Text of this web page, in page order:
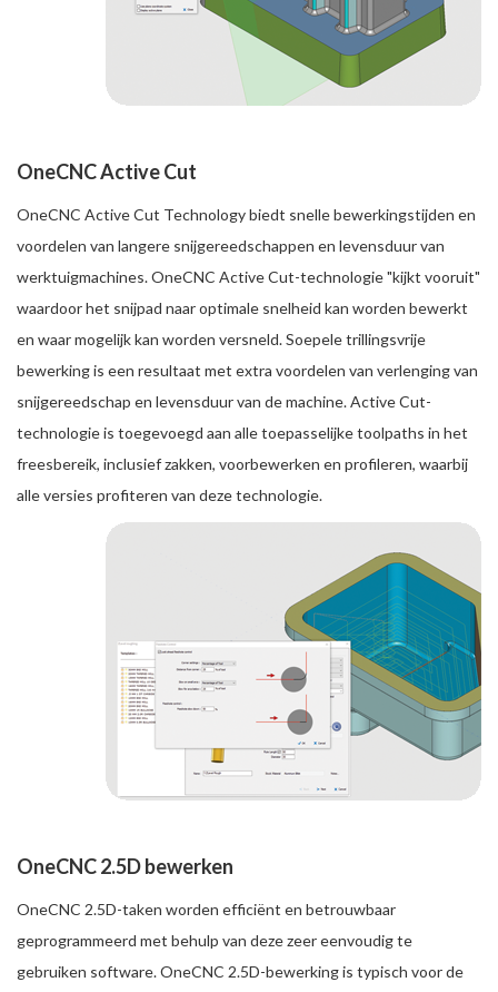
OneCNC Active Cut
OneCNC Active Cut Technology biedt snelle bewerkingstijden en
voordelen van langere snijgereedschappen en levensduur van
werktuigmachines. OneCNC Active Cut-technologie "kijkt vooruit"
waardoor het snijpad naar optimale snelheid kan worden bewerkt
en waar mogelijk kan worden versneld. Soepele trillingsvrije
bewerking is een resultaat met extra voordelen van verlenging van
snijgereedschap en levensduur van de machine. Active Cut-
technologie is toegevoegd aan alle toepasselijke toolpaths in het
freesbereik, inclusief zakken, voorbewerken en profileren, waarbij
alle versies profiteren van deze technologie.
OneCNC 2.5D bewerken
OneCNC 2.5D-taken worden efficiënt en betrouwbaar
geprogrammeerd met behulp van deze zeer eenvoudig te
gebruiken software. OneCNC 2.5D-bewerking is typisch voor de